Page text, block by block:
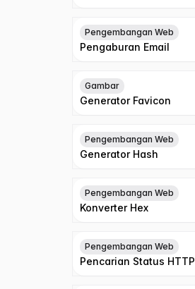
Pengembangan Web
Pengaburan Email
Gambar
Generator Favicon
Pengembangan Web
Generator Hash
Pengembangan Web
Konverter Hex
Pengembangan Web
Pencarian Status HTTP